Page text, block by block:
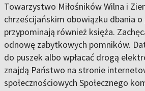
Towarzystwo Miłośników Wilna i
chrześcijańskim obowiązku dbania
przypominają również księża.
odnowę zabytkowych pomników.
do puszek albo wpłacać drogą
znajdą Państwo na stronie
społecznościowych Społecznego